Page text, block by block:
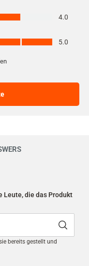
4.0
5.0
Leute, die das Produkt
bereits gestellt und